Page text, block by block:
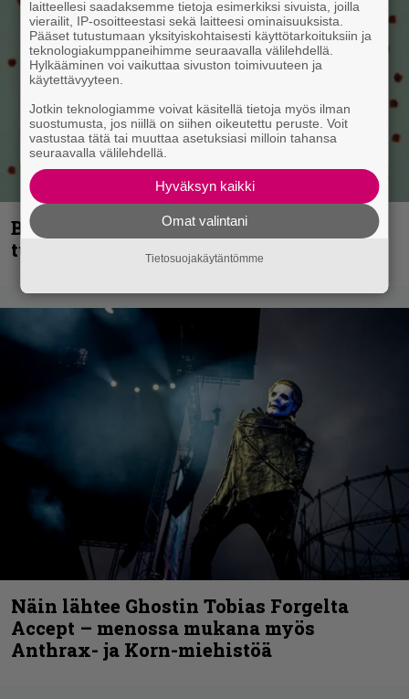
Blind Channel palaa rytinällä –
tuplasingle videoineen julki
Näin lähtee Ghostin Tobias Forgelta
Accept – menossa mukana myös
Anthrax- ja Korn-miehistöä
laitteellesi saadaksemme tietoja esimerkiksi sivuista, joilla
vierailit, IP-osoitteestasi sekä laitteesi ominaisuuksista.
Pääset tutustumaan yksityiskohtaisesti käyttötarkoituksiin ja
teknologiakumppaneihimme seuraavalla välilehdellä.
Hylkääminen voi vaikuttaa sivuston toimivuuteen ja
käytettävyyteen.
Jotkin teknologiamme voivat käsitellä tietoja myös ilman
suostumusta, jos niillä on siihen oikeutettu peruste. Voit
vastustaa tätä tai muuttaa asetuksiasi milloin tahansa
seuraavalla välilehdellä.
Hyväksyn kaikki
Omat valintani
Tietosuojakäytäntömme